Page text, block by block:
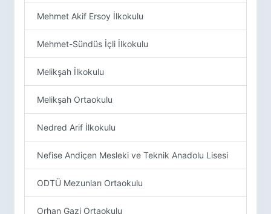
Mehmet Akif Ersoy İlkokulu
Mehmet-Sündüs İçli İlkokulu
Melikşah İlkokulu
Melikşah Ortaokulu
Nedred Arif İlkokulu
Nefise Andiçen Mesleki ve Teknik Anadolu Lisesi
ODTÜ Mezunları Ortaokulu
Orhan Gazi Ortaokulu